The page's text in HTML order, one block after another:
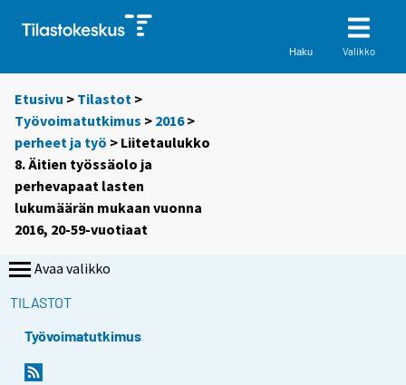
Haku Valikko
Etusivu > Tilastot >
Työvoimatutkimus > 2016>
perheet ja työ > Liitetaulukko
8. Äitien työssäolo ja
perhevapaat lasten
lukumäärän mukaan vuonna
2016, 20-59-vuotiaat
Avaa valikko
TILASTOT
Työvoimatutkimus